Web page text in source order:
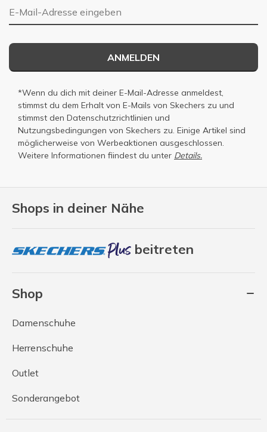
Shops in deiner Nähe
beitreten
Shop
Damenschuhe
Herrenschuhe
Outlet
Sonderangebot
E-Mail-Adresse
ANMELDEN
*Wenn du dich mit deiner E-Mail-Adresse anmeldest,
stimmst du dem Erhalt von E-Mails von Skechers zu und
stimmst den Datenschutzrichtlinien und
Nutzungsbedingungen von Skechers zu. Einige Artikel sind
möglicherweise von Werbeaktionen ausgeschlossen.
Weitere Informationen fiindest du unter Details.